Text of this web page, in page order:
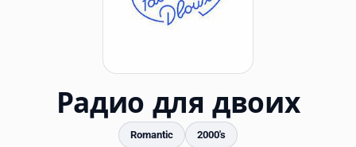
Радио для двоих
Romantic 2000's